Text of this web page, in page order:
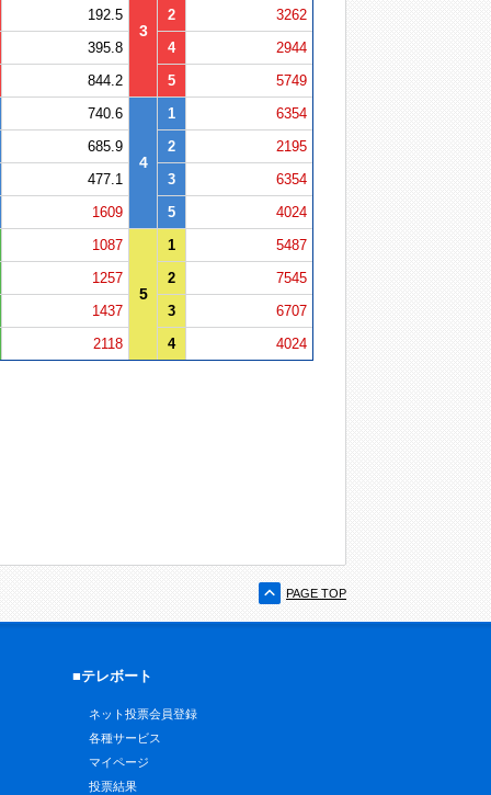
3
192.5
2
3262
395.8
4
2944
844.2
5
5749
740.6
4
1
6354
685.9
2
2195
477.1
3
6354
1609
5
4024
1087
5
1
5487
1257
2
7545
1437
3
6707
2118
4 4024
PAGE TOP
■テレボート
ネット投票会員登録
各種サービス
マイページ
投票結果